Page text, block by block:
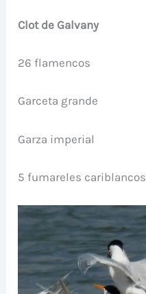
Clot de Galvany
26 flamencos
Garceta grande
Garza imperial
5 fumareles cariblancos